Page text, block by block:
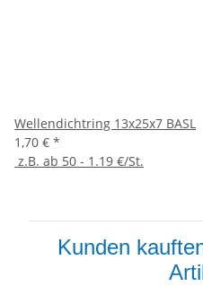
Wellendichtring 13x25x7 BASL
1,70 € *
z.B. ab 50 - 1.19 €/St.
Kunden